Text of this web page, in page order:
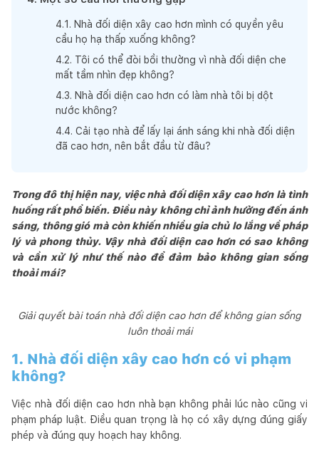
4.1 . Nhà đối diện xây cao hơn mình có quyền yêu
cầu họ hạ thấp xuống không?
4.2. Tôi có thể đòi bồi thường vì nhà đối diện che
mất tầm nhìn đẹp không?
4.3. Nhà đối diện cao hơn có làm nhà tôi bị dột
nước không?
4.4. Cải tạo nhà để lấy lại ánh sáng khi nhà đối diện
đã cao hơn, nên bắt đầu từ đâu?
Trong đô thị hiện nay, việc nhà đối diện xây cao hơn là tình
huống rất phổ biến. Điều này không chỉ ảnh hưởng đến ánh
sáng, thông gió mà còn khiến nhiều gia chủ lo lắng về pháp
lý và phong thủy. Vậy nhà đối diện cao hơn có sao không
và cần xử lý như thế nào để đảm bảo không gian sống
thoải mái?
Giải quyết bài toán nhà đối diện cao hơn để không gian sống
luôn thoải mái
1. Nhà đối diện xây cao hơn có vi phạm
không?
Việc nhà đối diện cao hơn nhà bạn không phải lúc nào cũng vi
phạm pháp luật. Điều quan trọng là họ có xây dựng đúng giấy
phép và đúng quy hoạch hay không.